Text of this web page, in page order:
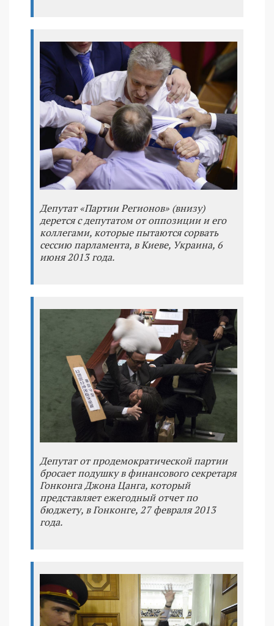
Депутат «Партии Регионов» (внизу)
дерется с депутатом от оппозиции и его
коллегами, которые пытаются сорвать
сессию парламента, в Киеве, Украина, 6
июня 2013 года.
Депутат от продемократической партии
бросает подушку в финансового секретаря
Гонконга Джона Цанга, который
представляет ежегодный отчет по
бюджету, в Гонконге, 27 февраля 2013
года.